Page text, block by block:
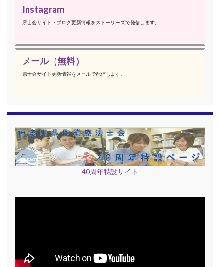
Instagram
県士会サイト・ブログ更新情報をストーリーズで発信します。
メール（無料）
県士会サイト更新情報をメールで配信します。
40周年特設サイト